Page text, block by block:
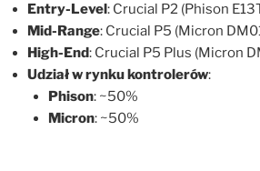
Entry-Level: Crucial P2 (Phison
Mid-Range: Crucial P5 (Micron
High-End: Crucial P5 Plus (Micron
Udział w rynku kontrolerów:
Phison: ~50%
Micron: ~50%